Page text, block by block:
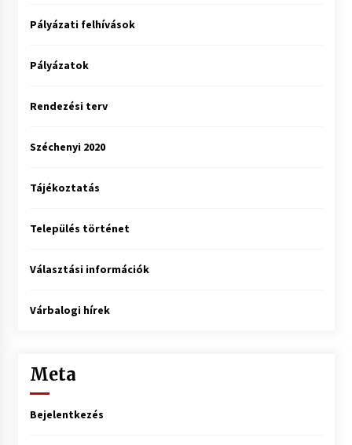
Pályázati felhívások
Pályázatok
Rendezési terv
Széchenyi 2020
Tájékoztatás
Település történet
Választási információk
Várbalogi hírek
Meta
Bejelentkezés